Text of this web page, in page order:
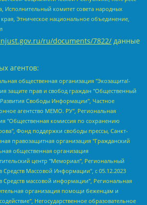
Исполнительный комитет совета народных
края, Этническое национальное объединение,
ru/documents/7822/ данные
агентов:
номер 40103797863, дата регистрации 10.06.2014), Некоммерческая организация "Фонд по борьбе с коррупцией", Автономная некоммерческая организация "Институт права и публичной политики", Баданин Роман Сергеевич, Гликин Максим Александрович, Железнова Мария Михайловна, Лукьянова Юлия Сергеевна, Маетная Елизавета Витальевна, Маняхин Петр Борисович, Чуракова Ольга Владимировна, Ярош Юлия Петровна, Юридическое лицо "The Insider SIA", зарегистрированное в Риге, Латвийская Республика (дата регистрации 26.06.2015), являющееся администратором доменного имени интернет-издания "The Insider SIA", https://theins.ru, Постернак Алексей Евгеньевич, Рубин Михаил Аркадьевич, Анин Роман Александрович, Юридическое лицо Istories fonds, зарегистрированное в Латвийской Республике (регистрационный номер 50008295751, дата регистрации 24.02.2020), Великовский Дмитрий Александрович, Долинина Ирина Николаевна, Мароховская Алеся Алексеевна, Шлейнов Роман Юрьевич, Шмагун Олеся Валентиновна, Общество с ограниченной ответственностью "Альтаир 2021", Общество с ограниченной ответственностью "Вега 2021", Общество с ограниченной ответственностью "Главный редактор 2021", Общество с ограниченной ответственностью "Ромашки монолит", Важенков Артем Валерьевич, Ивановская областная общественная организация "Центр гендерных исследований", Гурман Юрий Альбертович, Медиапроект "ОВД-Инфо", Егоров Владимир Владимирович, Жилинский Владимир Александрович, Общество с ограниченной ответственностью "ЗП", Иванова София Юрьевна, Карезина Инна Павловна, Кильтау Екатерина Викторовна, Петров Алексей Викторович, Пискунов Сергей Евгеньевич, Смирнов Сергей Сергеевич, Тихонов Михаил Сергеевич, Общество с ограниченной ответственностью "ЖУРНАЛИСТ-ИНОСТРАННЫЙ АГЕНТ", Арапова Галина Юрьевна, Вольтская Татьяна Анатольевна, Американская компания "Mason G.E.S. Anonymous Foundation" (США), являющаяся владельцем интернет-издания https://mnews.world/, Компания "Stichting Bellingcat", зарегистрированная в Нидерландах (дата регистрации 11.07.2018), Захаров Андрей Вячеславович, Клепиковская Екатерина Дмитриевна, Общество с ограниченной ответственностью "МЕМО", Перл Роман Александрович, Симонов Евгений Алексеевич, Соловьева Елена Анатольевна, Сотников Даниил Владимирович, Сурначева Елизавета Дмитриевна, Автономная некоммерческая организация по защите прав человека и информированию населения "Якутия – Наше Мнение", Общество с ограниченной ответственностью "Москоу диджитал медиа", с 26.01.2023 Общество с ограниченной ответственностью "Чайка Белые сады", Ветошкина Валерия Валерьевна, Заговора Максим Александрович, Межрегиональное общественное движение "Российская ЛГБТ - сеть", Оленичев Максим Владимирович, Павлов Иван Юрьевич, Скворцова Елена Сергеевна, Общество с ограниченной ответственностью "Как бы инагент", Кочетков Игорь Викторович, Общество с ограниченной ответственностью "Честные выборы", Еланчик Олег Александрович, Общество с ограниченной ответственностью "Нобелевский призыв", Гималова Регина Эмилевна, Григорьев Андрей Валерьевич, Григорьева Алина Александровна, Ассоциация по содействию защите прав призывников, альтернативнослужащих и военнослужащих "Правозащитная группа "Гражданин.Армия.Право", Хисамова Регина Фаритовна, Автономная некоммерческая организация по реализации социально-правовых программ "Лилит", Дальневосточное общественное движение "Маяк", Санкт-Петербургская ЛГБТ-инициативная группа "Выход", Инициативная группа ЛГБТ+ "Реверс", Алексеев Андрей Викторович, Бекбулатова Таисия Львовна, Беляев Иван Михайлович, Владыкина Елена Сергеевна, Гельман Марат Александрович, Никульшина Вероника Юрьевна, Толоконникова Надежда Андреевна, Шендерович Виктор Анатольевич, Общество с ограниченной ответственностью "Данное сообщение", Общество с ограниченной ответственностью Издательский дом "Новая глава", Айнбиндер Александра Александровна, Московский комьюнити-центр для ЛГБТ+инициатив, Благотворительный фонд развития филантропии, Deutsche Welle (Германия, Kurt-Schumacher-Strasse 3, 53113 Bonn), Борзунова Мария Михайловна, Воробьев Виктор Викторович, Голубева Анна Львовна, Константинова Алла Михайловна, Малкова Ирина Владимировна, Мурадов Мурад Абдулгалимович, Осетинская Елизавета Николаевна, Понасенков Евгений Николаевич, Ганапольский Матвей Юрьевич, Киселев Евгений Алексеевич, Борухович Ирина Григорьевна, Дремин Иван Тимофеевич, Дубровский Дмитрий Викторович, Красноярская региональная общественная организация поддержки и развития альтернативных образовательных технологий и межкультурных коммуникаций "ИНТЕРРА", Маяковская Екатерина Алексеевна, Фейгин Марк Захарович, Филимонов Андрей Викторович, Дзугкоева Регина Николаевна, Доброхотов Роман Александрович, Дудь Юрий Александрович, Елкин Сергей Владимирович, Кругликов Кирилл Игоревич, Сабунаева Мария Леонидовна, Семенов Алексей Владимирович, Шаинян Карен Багратович, Шульман Екатерина Михайловна, Асафьев Артур Валерьевич, Вахштайн Виктор Семенович, Венедиктов Алексей Алексеевич, Лушникова Екатерина Евгеньевна, Волков Леонид Михайлович, Невзоров Александр Глебович, Пархоменко Сергей Борисович, Сироткин Ярослав Николаевич, Кара-Мурза Владимир Владимирович, Баранова Наталья Владимировна, Гозман Леонид Яковлевич, Кагарлицкий Борис Юльевич, Климарев Михаил Валерьевич, Милов Владимир Станиславович, Автономная некоммерческая организация Краснодарский центр современного искусства "Типография", Моргенштерн Алишер Тагирович, Соболь Любовь Эдуардовна, Общество с ограниченной ответственностью "ЛИЗА НОРМ", Каспаров Гарри Кимович, Ходорковский Михаил Борисович, Общество с ограниченной ответственностью "Апрельские тезисы", Данилович Ирина Брониславовна, Кашин Олег Владимирович, Петров Николай Владимирович, Пивоваров Алексей Владимирович, Соколов Михаил Владимирович, Цветкова Юлия Владимировна, Чичваркин Евгений Александрович, Комитет против пыток/Команда против пыток, Общество с ограниченной ответственностью "Первый научный", Общество с ограниченной ответственностью "Вертолет и ко", Белоцерковская Вероника Борисовна, Кац Максим Евгеньевич, Лазарева Татьяна Юрьевна, Шаведдинов Руслан Табризович, Яшин Илья Валерьевич, Общество с ограниченной ответственностью "Иноагент ААВ", Алешковский Дмитрий Петрович, Альбац Евгения Марковна, Быков Дмитрий Львович, Галямина Юлия Евгеньевна, Лойко Сергей Леонидович, Мартынов Кирилл Константинович, Медведев Сергей Александрович, Крашенинников Федор Геннадиевич, Гордеева Катерина Вл